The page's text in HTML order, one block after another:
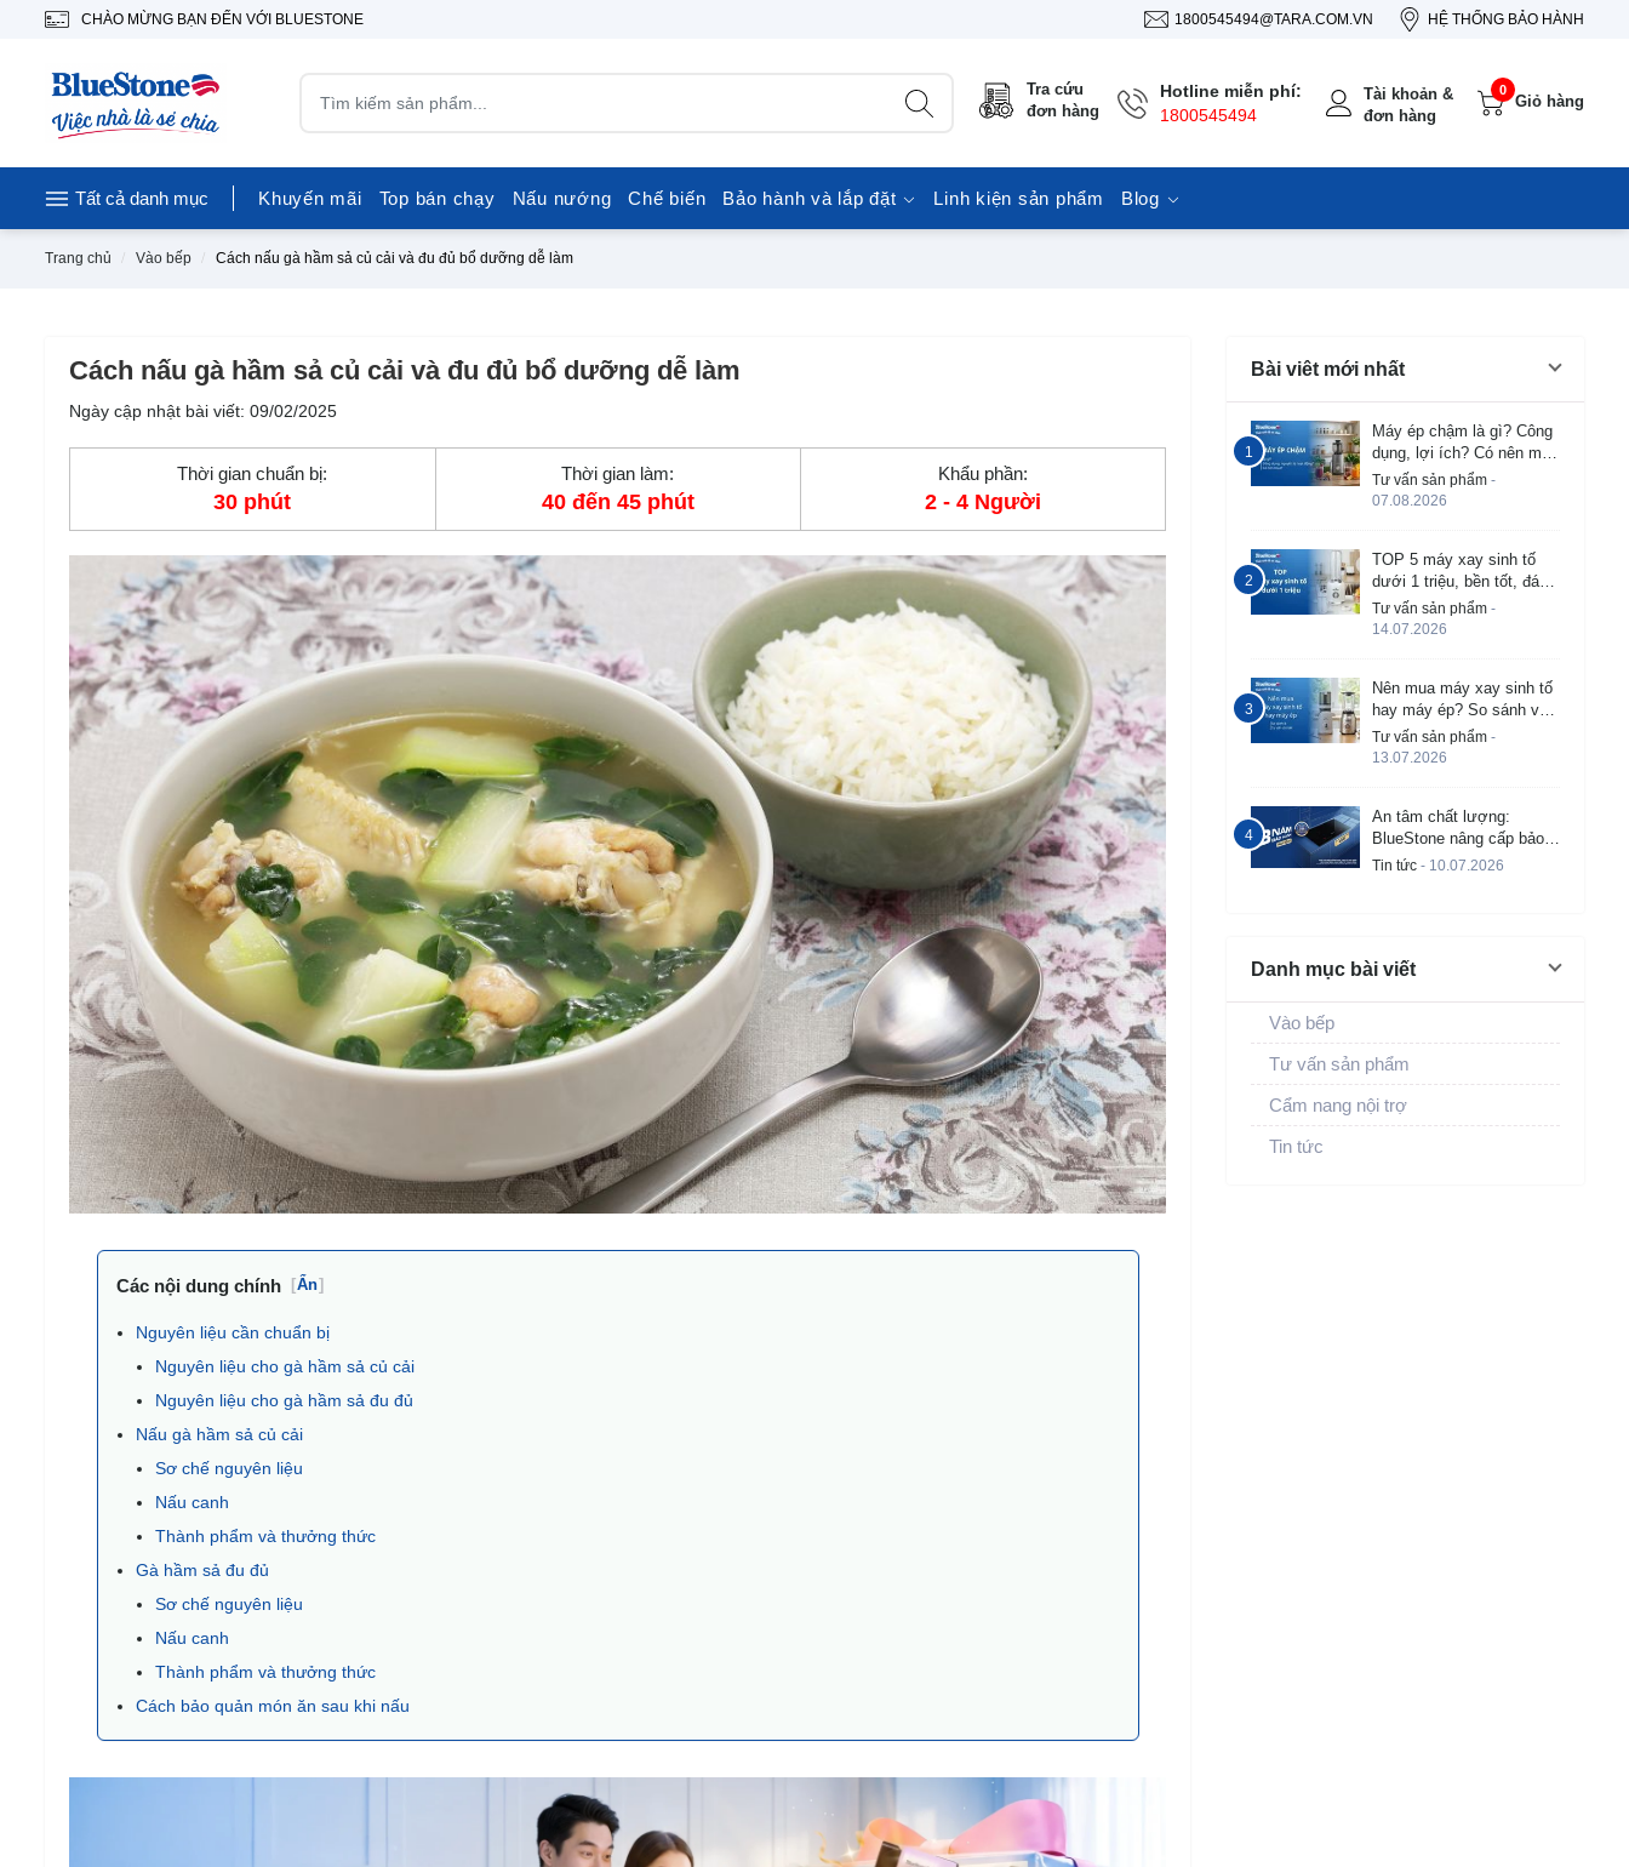
CHÀO MỪNG BẠN ĐẾN VỚI BLUESTONE 1800545494@TARA.COM.VN HỆ THỐNG BẢO HÀNH
Tra cứu
đơn hàng
Hotline miễn phí:
1800545494
Tài khoản &
đơn hàng
0
Giỏ hàng
Tất cả danh mục Khuyến mãi Top bán chạy Nấu nướng Chế biến Bảo hành và lắp đặt Linh kiện sản phẩm Blog
Trang chủ Vào bếp Cách nấu gà hầm sả củ cải và đu đủ bổ dưỡng dễ làm
Cách nấu gà hầm sả củ cải và đu đủ bổ dưỡng dễ làm
Ngày cập nhật bài viết: 09/02/2025
Thời gian chuẩn bị:
30 phút
Thời gian làm:
40 đến 45 phút
Khẩu phần:
2 - 4 Người
Các nội dung chính [Ẩn]
Nguyên liệu cần chuẩn bị
Nguyên liệu cho gà hầm sả củ cải
Nguyên liệu cho gà hầm sả đu đủ
Nấu gà hầm sả củ cải
Sơ chế nguyên liệu
Nấu canh
Thành phẩm và thưởng thức
Gà hầm sả đu đủ
Sơ chế nguyên liệu
Nấu canh
Thành phẩm và thưởng thức
Cách bảo quản món ăn sau khi nấu
Bài viêt mới nhất
Máy ép chậm là gì? Công
dụng, lợi ích? Có nên mua
không?
Tư vấn sản phẩm -
07.08.2026
TOP 5 máy xay sinh tố
dưới 1 triệu, bền tốt, đáng
mua 2026
Tư vấn sản phẩm -
14.07.2026
Nên mua máy xay sinh tố
hay máy ép? So sánh và
tư vấn chi tiết
Tư vấn sản phẩm -
13.07.2026
An tâm chất lượng:
BlueStone nâng cấp bảo
hành bếp từ âm lên đến 3
Tin tức - 10.07.2026
Danh mục bài viết
Vào bếp
Tư vấn sản phẩm
Cẩm nang nội trợ
Tin tức